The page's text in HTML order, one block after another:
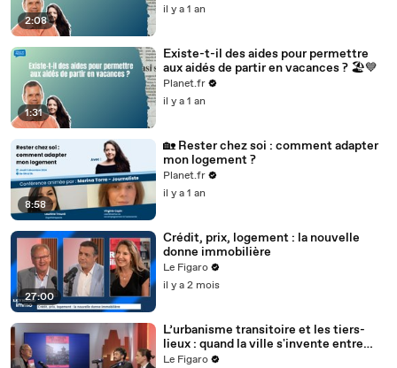
2:08
il y a 1 an
1:31
Existe-t-il des aides pour permettre
aux aidés de partir en vacances ? 🏖️💙
Planet.fr
il y a 1 an
8:58
🏡 Rester chez soi : comment adapter
mon logement ?
Planet.fr
il y a 1 an
27:00
Crédit, prix, logement : la nouvelle
donne immobilière
Le Figaro
il y a 2 mois
L’urbanisme transitoire et les tiers-
lieux : quand la ville s'invente entre
deux vies
Le Figaro